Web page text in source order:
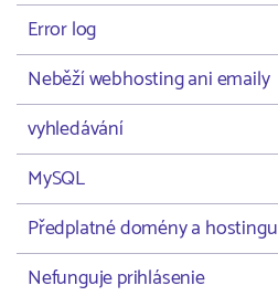
Error log
Neběží webhosting ani emaily
vyhledávání
MySQL
Předplatné domény a hostingu
Nefunguje prihlásenie